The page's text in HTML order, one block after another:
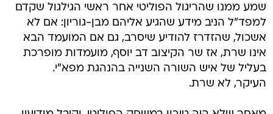
שמע ממנו שהריגול הפוליטי אחר ראשי הגילגול שקדם
למפד"ל הניב מידע שהגיע אליהם מבן-גוריון: אם לא
אשכול, שהזדרז להודיע שיסרב, גם אם המועמד הבא
אינו שרת, אז שר הקיצוב דב יוסף, מועמדות מופרכת
בעליל של איש השורה השנייה בהנהגת מפא"י.
העיקר, לא שרת.